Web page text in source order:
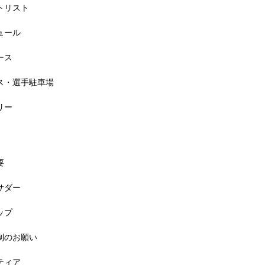
無料! 5月6日(祝) 「小学生ラン教室」
リスト
ール
ス
・選手駐車場
ー
ダー
プ
のお願い
ィア